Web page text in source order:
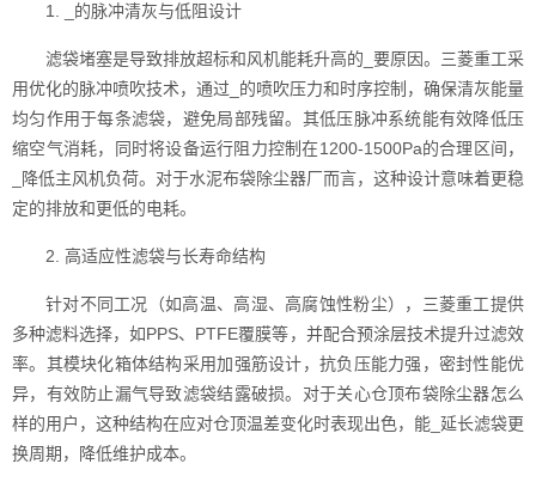
1. _的脉冲清灰与低阻设计
滤袋堵塞是导致排放超标和风机能耗升高的_要原因。三菱重工采
用优化的脉冲喷吹技术，通过_的喷吹压力和时序控制，确保清灰能量
均匀作用于每条滤袋，避免局部残留。其低压脉冲系统能有效降低压
缩空气消耗，同时将设备运行阻力控制在1200-1500Pa的合理区间，
_降低主风机负荷。对于水泥布袋除尘器厂而言，这种设计意味着更稳
定的排放和更低的电耗。
2. 高适应性滤袋与长寿命结构
针对不同工况（如高温、高湿、高腐蚀性粉尘），三菱重工提供
多种滤料选择，如PPS、PTFE覆膜等，并配合预涂层技术提升过滤效
率。其模块化箱体结构采用加强筋设计，抗负压能力强，密封性能优
异，有效防止漏气导致滤袋结露破损。对于关心仓顶布袋除尘器怎么
样的用户，这种结构在应对仓顶温差变化时表现出色，能_延长滤袋更
换周期，降低维护成本。